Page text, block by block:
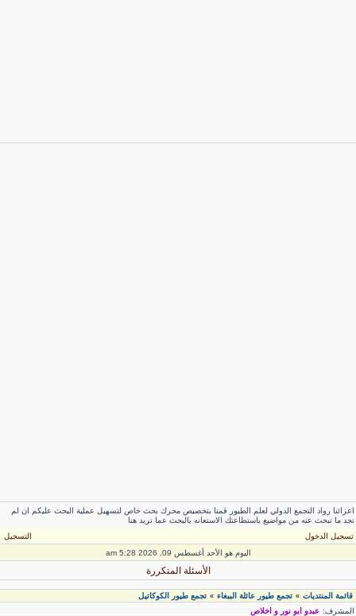
رواد التجمع الدولي لعلم الطيور قمنا بتخصيص محرك بحث خاص لتسهيل عملية البحث عليكم ان لم
ما تبحث عنه من مواضيع باستطاعتك الاستعانه بالبحث عما تريد هنا
تسجيل الدخول
التسجيل
اليوم هو الأحد أغسطس 09, 2026 5:28 am
الأسئلة المتكررة
قائمة المنتديات» تجمع طيور عائلة الببغاء» تجمع طيور الكوكاتيل
عبدو ابو نور و اخلاص